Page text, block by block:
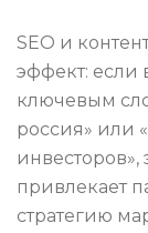
SEO и
эффект: если
ключевым
россия» или
привлекает
стратегию